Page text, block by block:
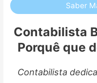
Saber
Contabilista
Porquê que
Contabilista